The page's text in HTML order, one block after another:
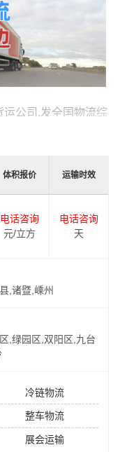
运公司,发全国物流综
流运输
设立了办事机构，
大的保障了货物的
时间，提高了物流
长春的不同运输时
到长春物流
老客户提供更加优
流运输服务！
体积报价 运输时效
电话咨询
元/立方
电话咨询
天
,诸暨,嵊州
,绿园区,双阳区,九台
冷链物流
整车物流
展会运输